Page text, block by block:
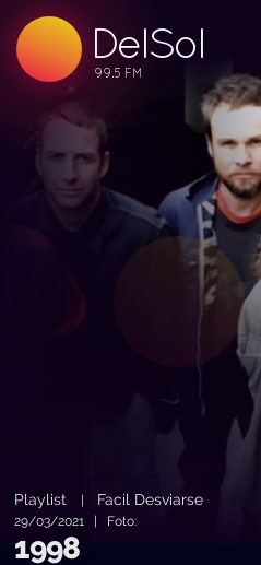
DelSol
99.5 FM
99.5 FM
99.5 FM
Playlist Facil Desviarse
29/03/2021 | Foto:
1998